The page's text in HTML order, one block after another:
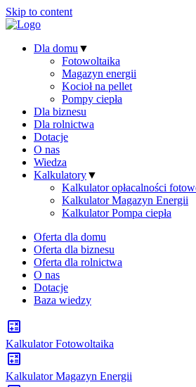
Skip to content
Dla domu ▼
Fotowoltaika
Magazyn energii
Kocioł na pellet
Pompy ciepła
Dla biznesu
Dla rolnictwa
Dotacje
O nas
Wiedza
Kalkulatory▼
Kalkulator opłacalności
Kalkulator Magazyn Energii
Kalkulator Pompa ciepła
Oferta dla domu
Oferta dla biznesu
Oferta dla rolnictwa
O nas
Dotacje
Baza wiedzy
Kalkulator Fotowoltaika
Kalkulator Magazyn Energii